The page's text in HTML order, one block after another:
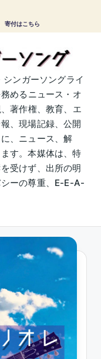
寄付はこちら
ンガーソングライ
めるニュース・オ
著作権、教育、エ
、現場記録、公開
、ニュース、解
す。本媒体は、特
受けず、出所の明
ーの尊重、E-E-A-